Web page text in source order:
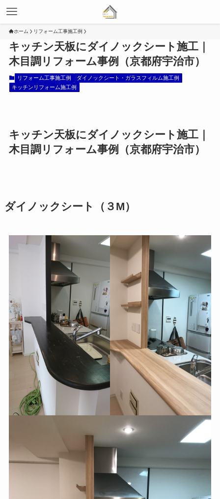
ホーム リフォーム工事施工例
キッチン天板にダイノックシート施工｜
木目調リフォーム事例（京都府宇治市）
リフォーム工事施工例
ダイノックシート・ガラスフィルム施工例
キッチンリフォーム施工例
キッチン天板にダイノックシート施工｜
木目調リフォーム事例（京都府宇治市）
ダイノックシート（３M）